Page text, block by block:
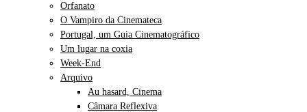
Orfanato
O Vampiro da Cinemateca
Portugal, um Guia Cinematográfico
Um lugar na coxia
Week-End
Arquivo
Au hasard, Cinema
Câmara Reflexiva